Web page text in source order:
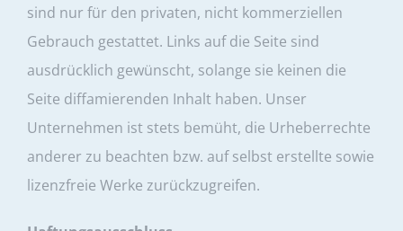
sind nur für den privaten, nicht kommerziellen
Gebrauch gestattet. Links auf die Seite sind
ausdrücklich gewünscht, solange sie keinen die
Seite diffamierenden Inhalt haben. Unser
Unternehmen ist stets bemüht, die Urheberrechte
anderer zu beachten bzw. auf selbst erstellte sowie
lizenzfreie Werke zurückzugreifen.